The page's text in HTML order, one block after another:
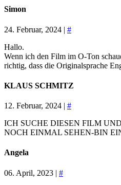
Simon
24. Februar, 2024 | #
Hallo.
Wenn ich den Film im O-Ton
richtig, dass die Originalsprache
KLAUS SCHMITZ
12. Februar, 2024 | #
ICH SUCHE DIESEN FILM
NOCH EINMAL SEHEN-BIN
Angela
06. April, 2023 | #